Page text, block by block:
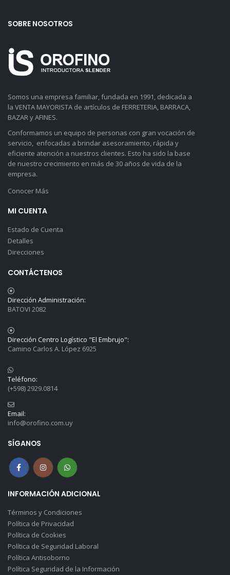
SOBRE NOSOTROS
Somos una empresa familiar, fundada en 1991, dedicada a
la VENTA MAYORISTA de artículos de FERRETERIA, BARRACA,
BAZAR y AFINES.
Conformamos un equipo de personas con gran vocación de
servicio, enfocadas a brindar asesoramiento, rápida y
eficiente atención a nuestros clientes. Esto ha sido la base
de nuestro crecimiento en más de 30 años de vida de la
empresa.
Conocer Más
MI CUENTA
Estado de Cuenta
Detalles
Direcciones
CONTÁCTENOS
Dirección Administración:
BATOVI 2082
Dirección Centro Logístico "El Embrujo":
Camino Carlos A. López 6925
Teléfono:
(+598) 2929.0814
Email:
info@orofino.com.uy
SÍGANOS
INFORMACIÓN ADICIONAL
Términos y Condiciones
Política de Privacidad
Política de Cookies
Política de Seguridad Laboral
Política Antisoborno
Política Seguridad de la Información